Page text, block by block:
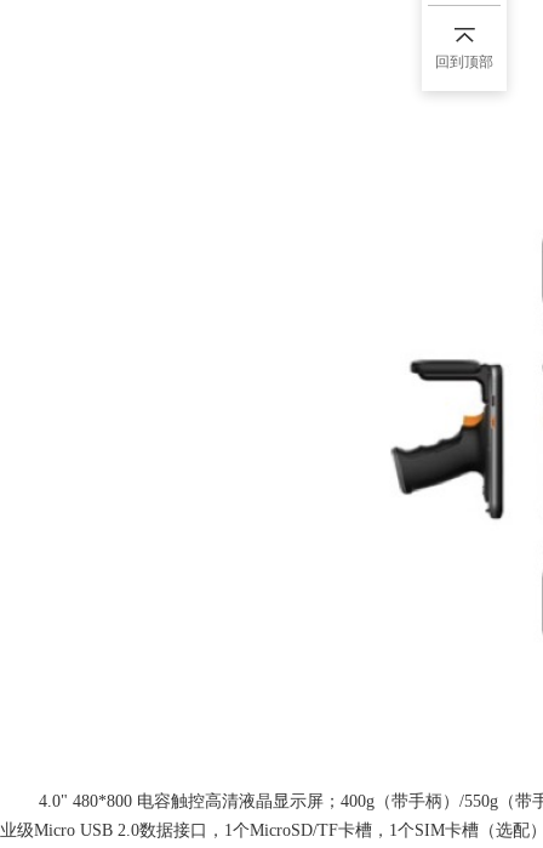
4.0" 480*800 电容触控高清液晶显示屏；400g（带手柄）/550g（
业级Micro USB 2.0数据接口，1个MicroSD/TF卡槽，1个SIM卡槽（选
回到顶部